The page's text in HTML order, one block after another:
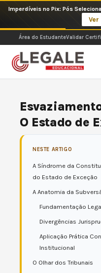
o
conteúdo
Imperdíveis no Pix: Pós
Área do EstudanteValidar
O Estado de
NESTE ARTIGO
A Síndrome da
do Estado de Exceção
A Anatomia da
Fundamentação
Divergências
Aplicação Prática
Institucional
O Olhar dos Tribunais